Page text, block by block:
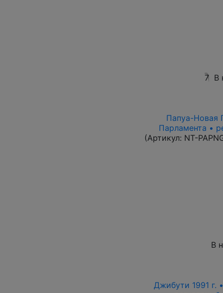
7 В
Папуа-Новая
Парламента •
(Артикул: NT-
В
Джибути 1991 г.